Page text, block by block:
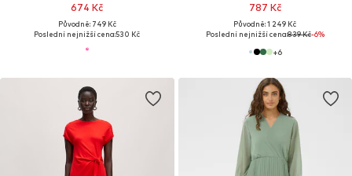
674 Kč
Původně: 749 Kč
Poslední nejnižší cena:530 Kč
787 Kč
Původně: 1 249 Kč
Poslední nejnižší cena:839 Kč-6%
+6